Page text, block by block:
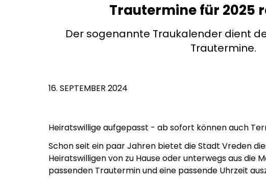
Trautermine für 2025
Der sogenannte Traukalender dient
Trautermine.
16. SEPTEMBER 2024
Heiratswillige aufgepasst - ab sofort können auch
Schon seit ein paar Jahren bietet die Stadt Vreden
Heiratswilligen von zu Hause oder unterwegs aus die
passenden Trautermin und eine passende Uhrzeit